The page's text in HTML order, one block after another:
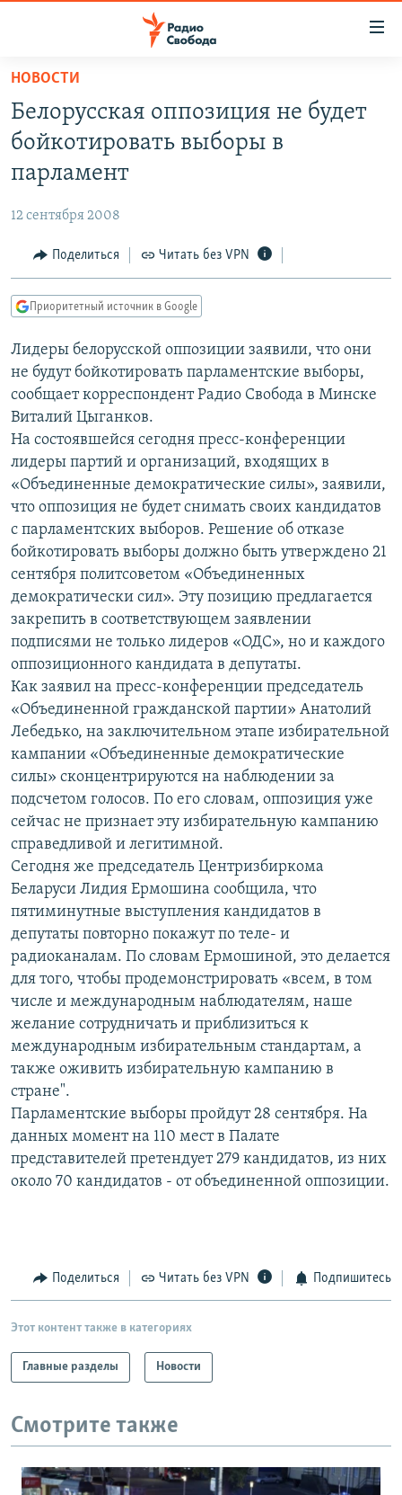
упрощенного
доступа
Вернуться
основному
Вернутся
Вернутся
поиску
ПОДКАСТЫ
АВТОРСКИЕ ПРОЕКТЫ
МНЕНИЯ
КУЛЬТУРА
КАВКАЗ.РЕАЛИИ
СЕВЕР.РЕАЛИИ
СИБИРЬ.РЕАЛИИ
РАСПИСАНИЕ ВЕЩАНИЯ
ПОДПИШИТЕСЬ НА РАССЫЛКУ
Все сайты РСЕ/РС
НОВОСТИ
Белорусская оппозиция не будет
бойкотировать выборы в
парламент
12 сентября 2008
Поделиться Читать без VPN
Приоритетный источник в Google
Лидеры белорусской оппозиции заявили, что они
не будут бойкотировать парламентские выборы,
сообщает корреспондент Радио Свобода в Минске
Виталий Цыганков.
На состоявшейся сегодня пресс-конференции
лидеры партий и организаций, входящих в
«Объединенные демократические силы», заявили,
что оппозиция не будет снимать своих кандидатов
с парламентских выборов. Решение об отказе
бойкотировать выборы должно быть утверждено 21
сентября политсоветом «Объединенных
демократически сил». Эту позицию предлагается
закрепить в соответствующем заявлении
подписями не только лидеров «ОДС», но и каждого
оппозиционного кандидата в депутаты.
Как заявил на пресс-конференции председатель
«Объединенной гражданской партии» Анатолий
Лебедько, на заключительном этапе избирательной
кампании «Объединенные демократические
силы» сконцентрируются на наблюдении за
подсчетом голосов. По его словам, оппозиция уже
сейчас не признает эту избирательную кампанию
справедливой и легитимной.
Сегодня же председатель Центризбиркома
Беларуси Лидия Ермошина сообщила, что
пятиминутные выступления кандидатов в
депутаты повторно покажут по теле- и
радиоканалам. По словам Ермошиной, это делается
для того, чтобы продемонстрировать «всем, в том
числе и международным наблюдателям, наше
желание сотрудничать и приблизиться к
международным избирательным стандартам, а
также оживить избирательную кампанию в
стране".
Парламентские выборы пройдут 28 сентября. На
данных момент на 110 мест в Палате
представителей претендует 279 кандидатов, из них
около 70 кандидатов - от объединенной оппозиции.
Поделиться Читать без VPN Подпишитесь
Этот контент также в категориях
Главные разделы Новости
Смотрите также